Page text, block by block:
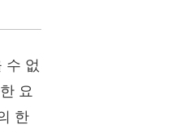
수 없
요
한